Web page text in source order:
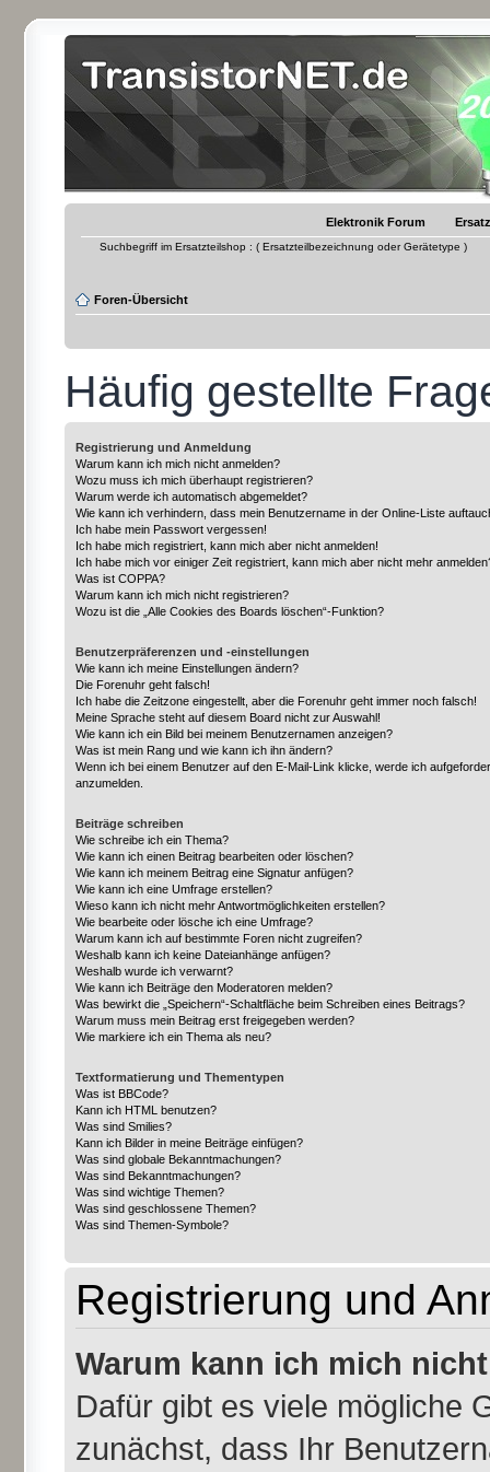
Elektronik Forum
Suchbegriff im Ersatzteilshop : ( Ersatzteilbezeichnung oder Gerätetype )
Foren-Übersicht
Häufig gestellte
Registrierung und Anmeldung
Warum kann ich mich nicht anmelden?
Wozu muss ich mich überhaupt registrieren?
Warum werde ich automatisch abgemeldet?
Wie kann ich verhindern, dass mein Benutzername in der Online-Liste
Ich habe mein Passwort vergessen!
Ich habe mich registriert, kann mich aber nicht anmelden!
Ich habe mich vor einiger Zeit registriert, kann mich aber nicht mehr
Was ist COPPA?
Warum kann ich mich nicht registrieren?
Wozu ist die „Alle Cookies des Boards löschen“-Funktion?
Benutzerpräferenzen und -einstellungen
Wie kann ich meine Einstellungen ändern?
Die Forenuhr geht falsch!
Ich habe die Zeitzone eingestellt, aber die Forenuhr geht immer noch falsch!
Meine Sprache steht auf diesem Board nicht zur Auswahl!
Wie kann ich ein Bild bei meinem Benutzernamen anzeigen?
Was ist mein Rang und wie kann ich ihn ändern?
Wenn ich bei einem Benutzer auf den E-Mail-Link klicke, werde ich
anzumelden.
Beiträge schreiben
Wie schreibe ich ein Thema?
Wie kann ich einen Beitrag bearbeiten oder löschen?
Wie kann ich meinem Beitrag eine Signatur anfügen?
Wie kann ich eine Umfrage erstellen?
Wieso kann ich nicht mehr Antwortmöglichkeiten erstellen?
Wie bearbeite oder lösche ich eine Umfrage?
Warum kann ich auf bestimmte Foren nicht zugreifen?
Weshalb kann ich keine Dateianhänge anfügen?
Weshalb wurde ich verwarnt?
Wie kann ich Beiträge den Moderatoren melden?
Was bewirkt die „Speichern“-Schaltfläche beim Schreiben eines Beitrags?
Warum muss mein Beitrag erst freigegeben werden?
Wie markiere ich ein Thema als neu?
Textformatierung und Thementypen
Was ist BBCode?
Kann ich HTML benutzen?
Was sind Smilies?
Kann ich Bilder in meine Beiträge einfügen?
Was sind globale Bekanntmachungen?
Was sind Bekanntmachungen?
Was sind wichtige Themen?
Was sind geschlossene Themen?
Was sind Themen-Symbole?
Registrierung und
Warum kann ich mich
Dafür gibt es viele mögliche
zunächst, dass Ihr